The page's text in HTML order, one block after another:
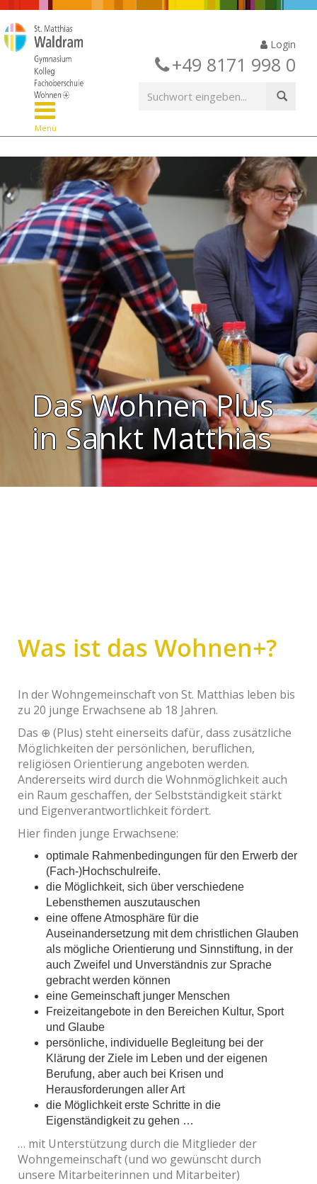
Login
+49 8171 998 0
Menü
Das Wohnen Plus
in Sankt Matthias
Was ist das Wohnen+?
In der Wohngemeinschaft von St. Matthias leben bis
zu 20 junge Erwachsene ab 18 Jahren.
Das ⊕ (Plus) steht einerseits dafür, dass zusätzliche
Möglichkeiten der persönlichen, beruflichen,
religiösen Orientierung angeboten werden.
Andererseits wird durch die Wohnmöglichkeit auch
ein Raum geschaffen, der Selbstständigkeit stärkt
und Eigenverantwortlichkeit fördert.
Hier finden junge Erwachsene:
optimale Rahmenbedingungen für den Erwerb der
(Fach-)Hochschulreife.
die Möglichkeit, sich über verschiedene
Lebensthemen auszutauschen
eine offene Atmosphäre für die
Auseinandersetzung mit dem christlichen Glauben
als mögliche Orientierung und Sinnstiftung, in der
auch Zweifel und Unverständnis zur Sprache
gebracht werden können
eine Gemeinschaft junger Menschen
Freizeitangebote in den Bereichen Kultur, Sport
und Glaube
persönliche, individuelle Begleitung bei der
Klärung der Ziele im Leben und der eigenen
Berufung, aber auch bei Krisen und
Herausforderungen aller Art
die Möglichkeit erste Schritte in die
Eigenständigkeit zu gehen …
… mit Unterstützung durch die Mitglieder der
Wohngemeinschaft (und wo gewünscht durch
unsere Mitarbeiterinnen und Mitarbeiter)